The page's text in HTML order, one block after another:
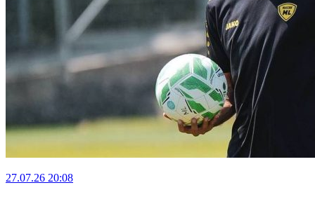
27.07.26 20:08